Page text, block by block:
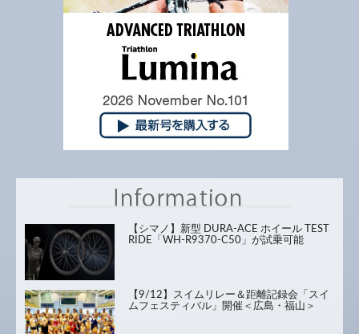
【シマノ】新型 DURA-ACE ホイール TEST
RIDE「WH-R9370-C50」が試乗可能
【9/12】スイムリレー＆距離記録会「スイ
ムフェスティバル」開催＜広島・福山＞